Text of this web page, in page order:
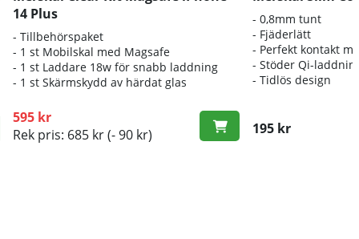
14 Plus
- Tillbehörspaket
- 1 st Mobilskal med Magsafe
- 1 st Laddare 18w för snabb laddning
- 1 st Skärmskydd av härdat glas
595 kr
Rek pris: 685 kr(- 90 kr)
- 0,8mm tunt
- Fjäderlätt
- Perfekt kontakt
- Stöder Qi-
- Tidlös design
195 kr